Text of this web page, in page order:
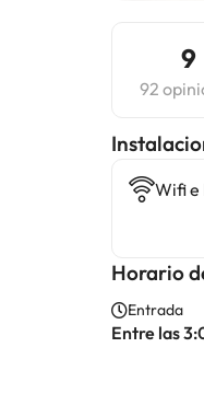
9
92
Wifi
Horario
Entrada
Entre las